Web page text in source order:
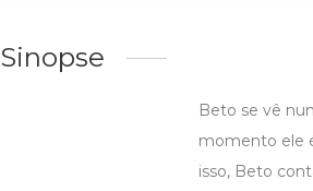
Sinopse
Beto se vê
momento ele
isso, Beto